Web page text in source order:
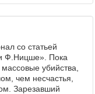
со статьей
Ф.Ницше». Пока
убийства,
чем несчастья,
Зарезавший